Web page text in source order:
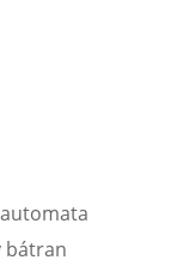
bátran